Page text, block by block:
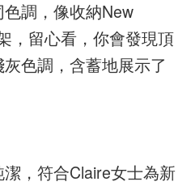
調，像收納New
，留心看，你會發現頂
色調，含蓄地展示了
，符合Claire女士為新